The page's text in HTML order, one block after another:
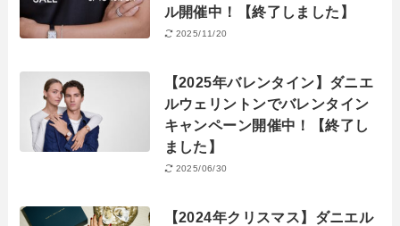
ル開催中！【終了しました】
2025/11/20
【2025年バレンタイン】ダニエ
ルウェリントンでバレンタイン
キャンペーン開催中！【終了し
ました】
2025/06/30
【2024年クリスマス】ダニエル